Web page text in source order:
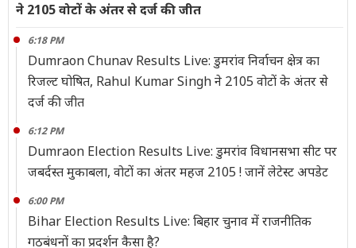
ने 2105 वोटों के अंतर से दर्ज की जीत
6:18 PM
Dumraon Chunav Results Live: डुमरांव निर्वाचन क्षेत्र का
रिजल्ट घोषित, Rahul Kumar Singh ने 2105 वोटों के अंतर से
दर्ज की जीत
6:12 PM
Dumraon Election Results Live: डुमरांव विधानसभा सीट पर
जबर्दस्त मुकाबला, वोटों का अंतर महज 2105 ! जानें लेटेस्ट अपडेट
6:00 PM
Bihar Election Results Live: बिहार चुनाव में राजनीतिक
गठबंधनों का प्रदर्शन कैसा है?